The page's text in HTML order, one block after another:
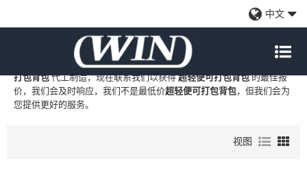
中文
超轻便可打包背包 的专业中国制造商和供应商，我们提供定制
超轻便可打包背包工厂、自有品牌超轻便可打包背包
打包背包代工制造，现在联系我们以获得超轻便可打包背包的最佳报
价，我们会及时响应，我们不是最低价超轻便可打包背包，但我们会为
您提供更好的服务。
视图